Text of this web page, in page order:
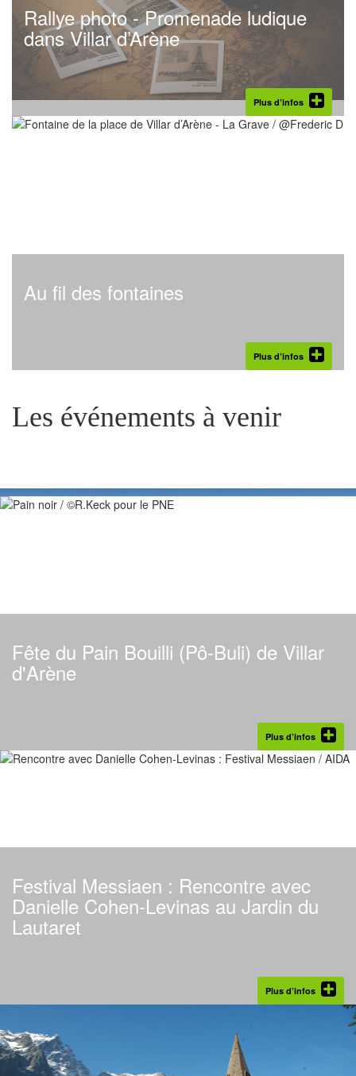
Rallye photo - Promenade ludique
dans Villar d’Arène
Plus d’infos
Au fil des fontaines
Plus d’infos
Les événements à venir
Fête du Pain Bouilli (Pô-Buli) de Villar
d'Arène
Plus d’infos
Festival Messiaen : Rencontre avec
Danielle Cohen-Levinas au Jardin du
Lautaret
Plus d’infos